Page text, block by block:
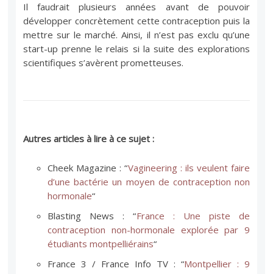
Il faudrait plusieurs années avant de pouvoir
développer concrètement cette contraception puis la
mettre sur le marché. Ainsi, il n’est pas exclu qu’une
start-up prenne le relais si la suite des explorations
scientifiques s’avèrent prometteuses.
Autres articles à lire à ce sujet :
Cheek Magazine : “Vagineering : ils veulent faire
d’une bactérie un moyen de contraception non
hormonale“
Blasting News : “France : Une piste de
contraception non-hormonale explorée par 9
étudiants montpelliérains“
France 3 / France Info TV : “Montpellier : 9